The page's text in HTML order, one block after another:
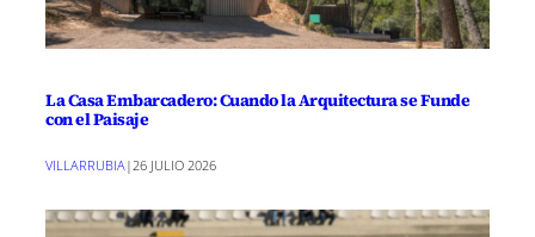
La Casa Embarcadero: Cuando la Arquitectura se Funde
con el Paisaje
VILLARRUBIA | 26 JULIO 2026